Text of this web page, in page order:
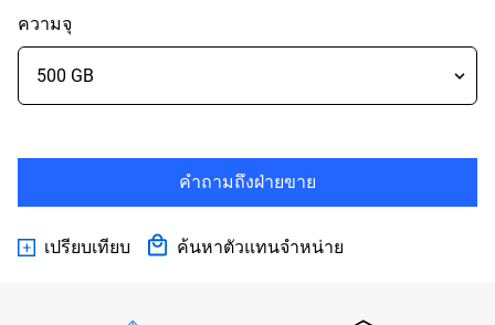
ความจุ
คำถามถึงฝ่ายขาย
เปรียบเทียบ ค้นหาตัวแทนจำหน่าย